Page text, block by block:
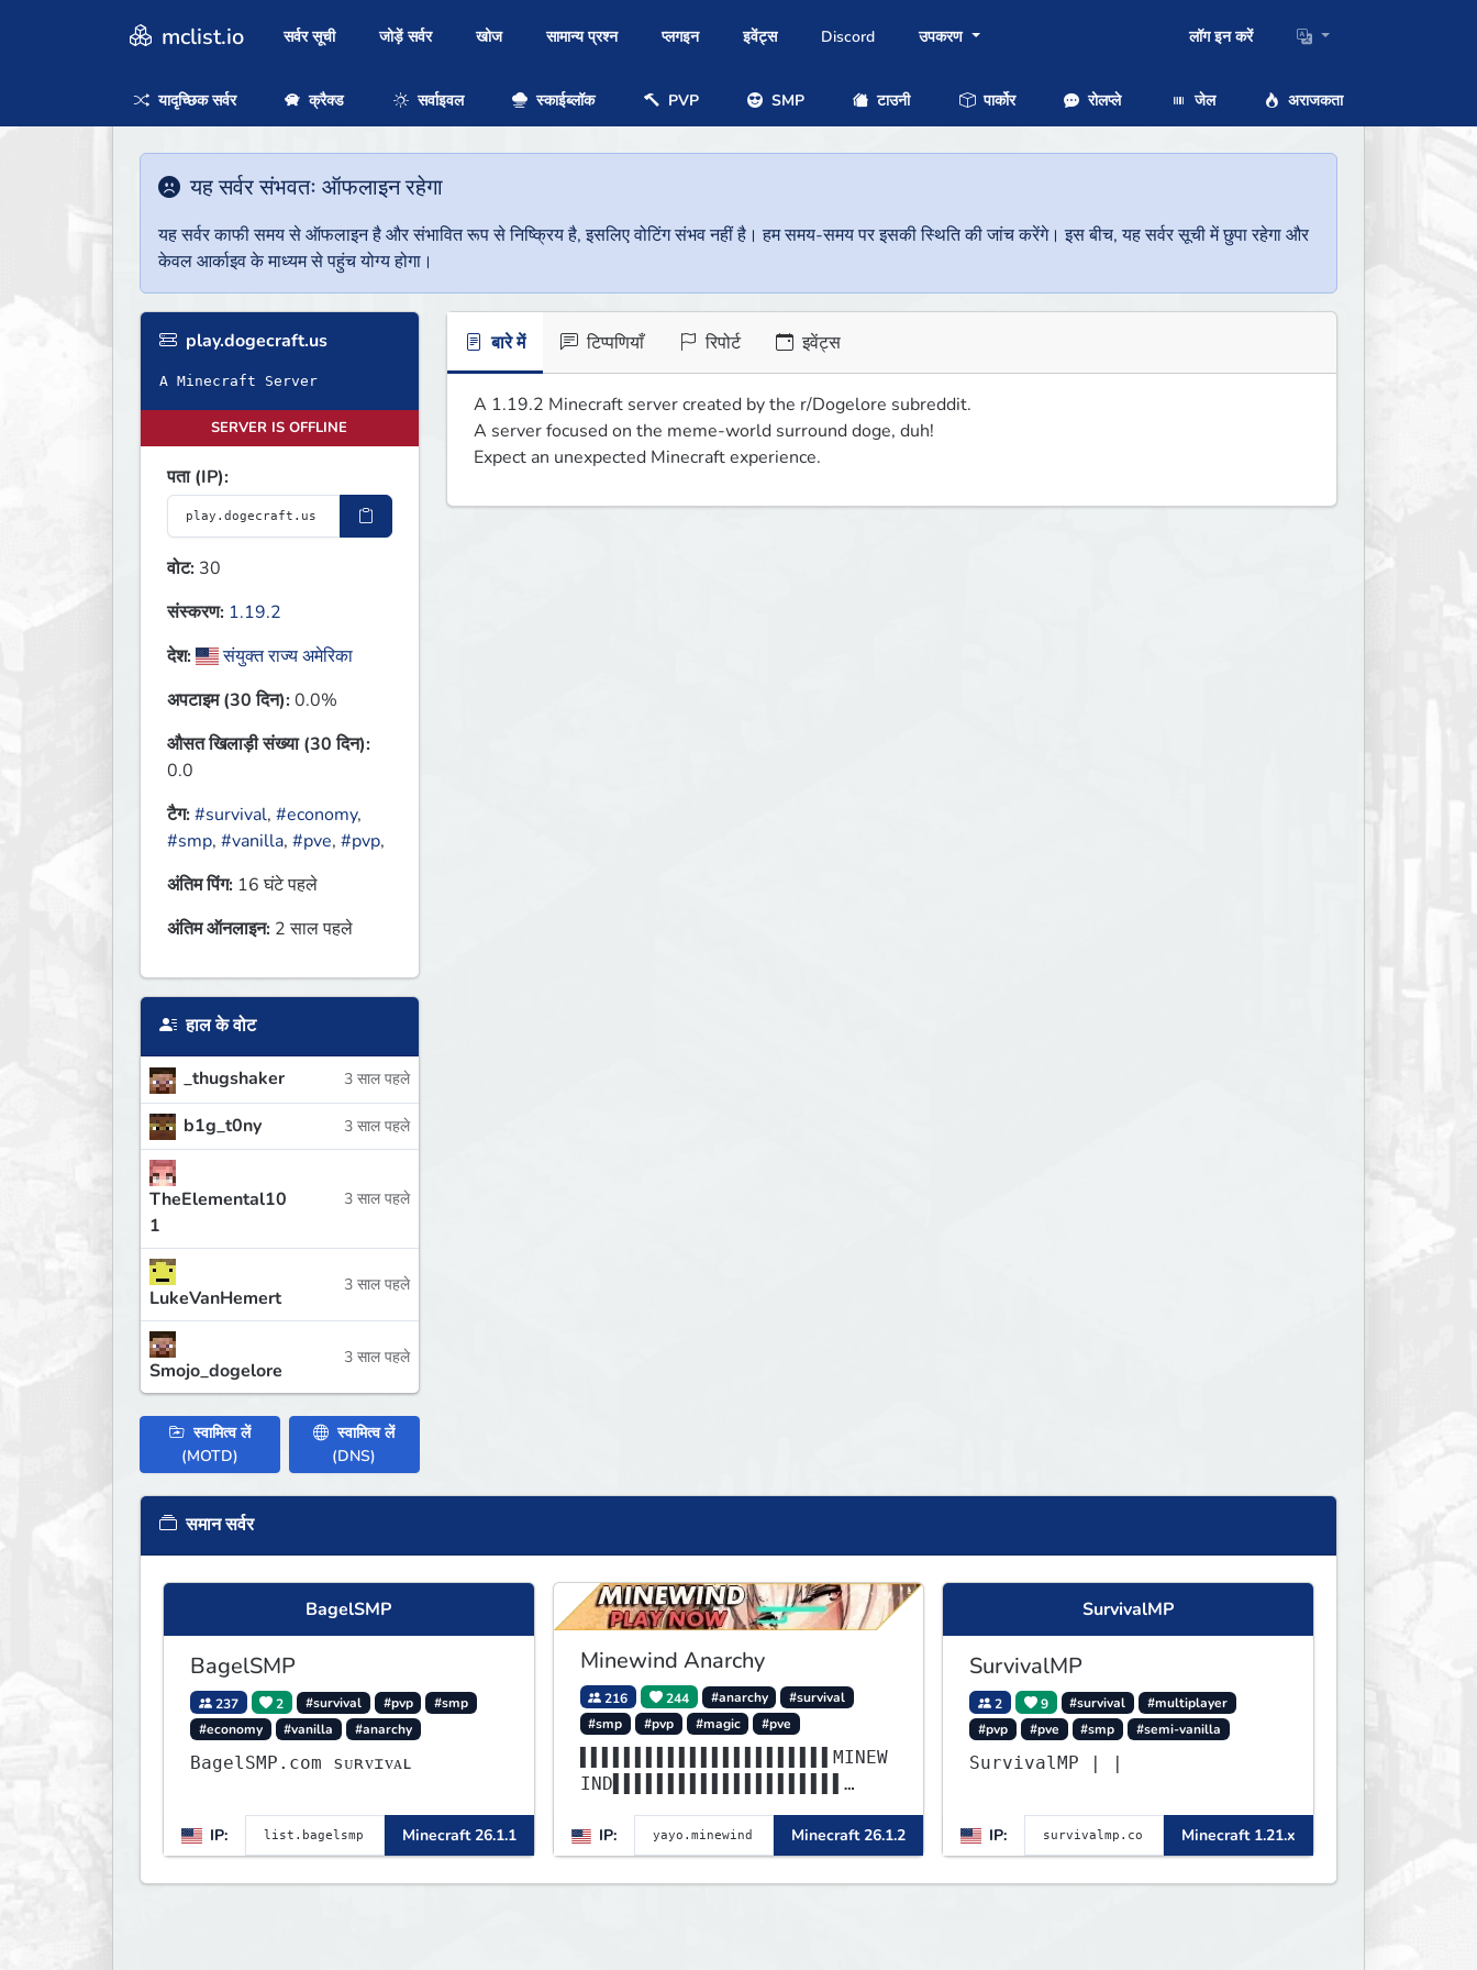
mclist.io सर्वर सूची जोड़ें सर्वर खोज सामान्य प्रश्न प्लगइन इवेंट्स Discord उपकरण लॉग इन करें
यादृच्छिक सर्वर क्रैक्ड सर्वाइवल स्काईब्लॉक PVP SMP टाउनी पार्कोर रोलप्ले जेल अराजकता
यह सर्वर संभवतः ऑफलाइन रहेगा
यह सर्वर काफी समय से ऑफलाइन है और संभावित रूप से निष्क्रिय है, इसलिए वोटिंग संभव नहीं है। हम समय-समय पर इसकी स्थिति की जांच करेंगे। इस बीच, यह सर्वर सूची में छुपा रहेगा और
केवल आर्काइव के माध्यम से पहुंच योग्य होगा।
play.dogecraft.us
A Minecraft Server
SERVER IS OFFLINE
पता (IP):
वोट: 30
संस्करण: 1.19.2
देश:
संयुक्त राज्य अमेरिका
अपटाइम (30 दिन):0.0%
औसत खिलाड़ी संख्या (30 दिन):
0.0
टैग:#survival, #economy,
#smp, #vanilla, #pve, #pvp,
अंतिम पिंग: 16 घंटे पहले
अंतिम ऑनलाइन: 2 साल पहले
हाल के वोट
_thugshaker 3 साल पहले
b1g_t0ny 3 साल पहले
TheElemental10
1
3 साल पहले
LukeVanHemert
3 साल पहले
Smojo_dogelore
3 साल पहले
स्वामित्व लें
(MOTD)
स्वामित्व लें
(DNS)
बारे में टिप्पणियाँ रिपोर्ट इवेंट्स
A 1.19.2 Minecraft server created by the r/Dogelore subreddit.
A server focused on the meme-world surround doge, duh!
Expect an unexpected Minecraft experience.
समान सर्वर
BagelSMP
BagelSMP
237 2 #survival #pvp
#smp
#economy
#vanilla #anarchy
BagelSMP.com ѕᴜʀᴠɪᴠᴀʟ
IP: Minecraft 26.1.1
Minewind Anarchy
216 244 #anarchy
#survival
#smp
#pvp #magic #pve
▌▌▌▌▌▌▌▌▌▌▌▌▌▌▌▌▌▌▌▌▌▌▌MINEW
IND▌▌▌▌▌▌▌▌▌▌▌▌▌▌▌▌▌▌▌▌▌
▌▌▌▌▌▌▌▌▌▌▌▌▌▌▌▌▌▌▌▌▌▌▌▌▌▌▌▌
▌▌▌▌▌▌▌▌▌▌▌▌▌▌▌▌▌▌▌▌▌▌▌▌
IP: Minecraft 26.1.2
SurvivalMP
SurvivalMP
2 9 #survival
#multiplayer
#pvp
#pve #smp #semi-vanilla
SurvivalMP | |
IP: Minecraft 1.21.x